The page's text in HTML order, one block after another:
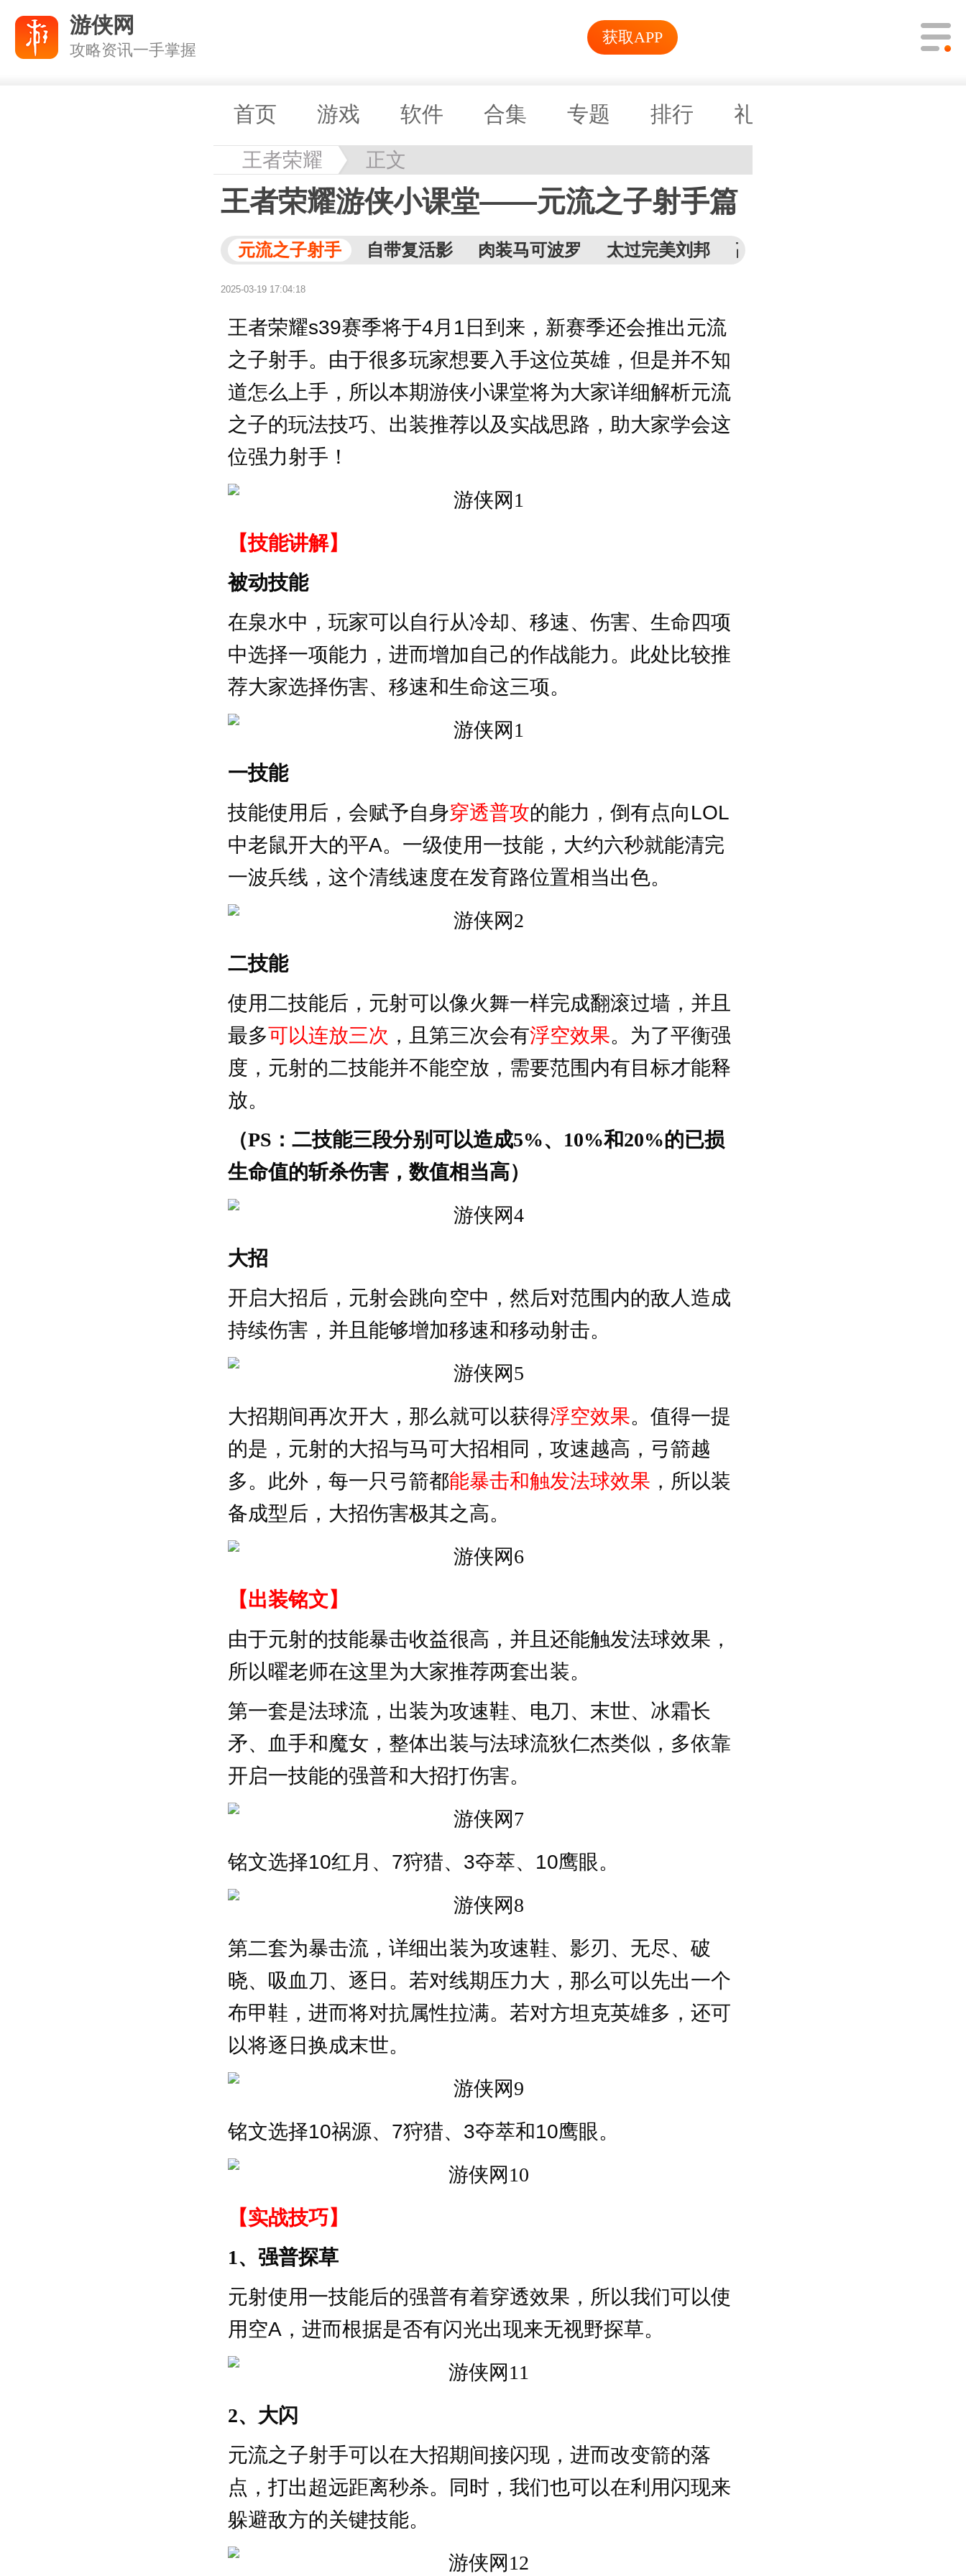
游侠网
攻略资讯一手掌握
获取APP
首页 游戏 软件 合集 专题 排行 礼包
王者荣耀 正文
王者荣耀游侠小课堂——元流之子射手篇
元流之子射手 自带复活影 肉装马可波罗 太过完美刘邦 高数值原始人元流之子
2025-03-19 17:04:18
王者荣耀s39赛季将于4月1日到来，新赛季还会推出元流
之子射手。由于很多玩家想要入手这位英雄，但是并不知
道怎么上手，所以本期游侠小课堂将为大家详细解析元流
之子的玩法技巧、出装推荐以及实战思路，助大家学会这
位强力射手！
【技能讲解】
被动技能
在泉水中，玩家可以自行从冷却、移速、伤害、生命四项
中选择一项能力，进而增加自己的作战能力。此处比较推
荐大家选择伤害、移速和生命这三项。
一技能
技能使用后，会赋予自身穿透普攻的能力，倒有点向LOL
中老鼠开大的平A。一级使用一技能，大约六秒就能清完
一波兵线，这个清线速度在发育路位置相当出色。
二技能
使用二技能后，元射可以像火舞一样完成翻滚过墙，并且
最多可以连放三次 ，且第三次会有浮空效果。为了平衡强
度，元射的二技能并不能空放，需要范围内有目标才能释
放。
（PS：二技能三段分别可以造成5%、10%和20%的已损
生命值的斩杀伤害，数值相当高）
大招
开启大招后，元射会跳向空中，然后对范围内的敌人造成
持续伤害，并且能够增加移速和移动射击。
大招期间再次开大，那么就可以获得浮空效果。值得一提
的是，元射的大招与马可大招相同，攻速越高，弓箭越
多。此外，每一只弓箭都能暴击和触发法球效果 ，所以装
备成型后，大招伤害极其之高。
【出装铭文】
由于元射的技能暴击收益很高，并且还能触发法球效果，
所以曜老师在这里为大家推荐两套出装。
第一套是法球流，出装为攻速鞋、电刀、末世、冰霜长
矛、血手和魔女，整体出装与法球流狄仁杰类似，多依靠
开启一技能的强普和大招打伤害。
铭文选择10红月、7狩猎、3夺萃、10鹰眼。
第二套为暴击流，详细出装为攻速鞋、影刃、无尽、破
晓、吸血刀、逐日。若对线期压力大，那么可以先出一个
布甲鞋，进而将对抗属性拉满。若对方坦克英雄多，还可
以将逐日换成末世。
铭文选择10祸源、7狩猎、3夺萃和10鹰眼。
【实战技巧】
1、强普探草
元射使用一技能后的强普有着穿透效果，所以我们可以使
用空A，进而根据是否有闪光出现来无视野探草。
2、大闪
元流之子射手可以在大招期间接闪现，进而改变箭的落
点，打出超远距离秒杀。同时，我们也可以在利用闪现来
躲避敌方的关键技能。